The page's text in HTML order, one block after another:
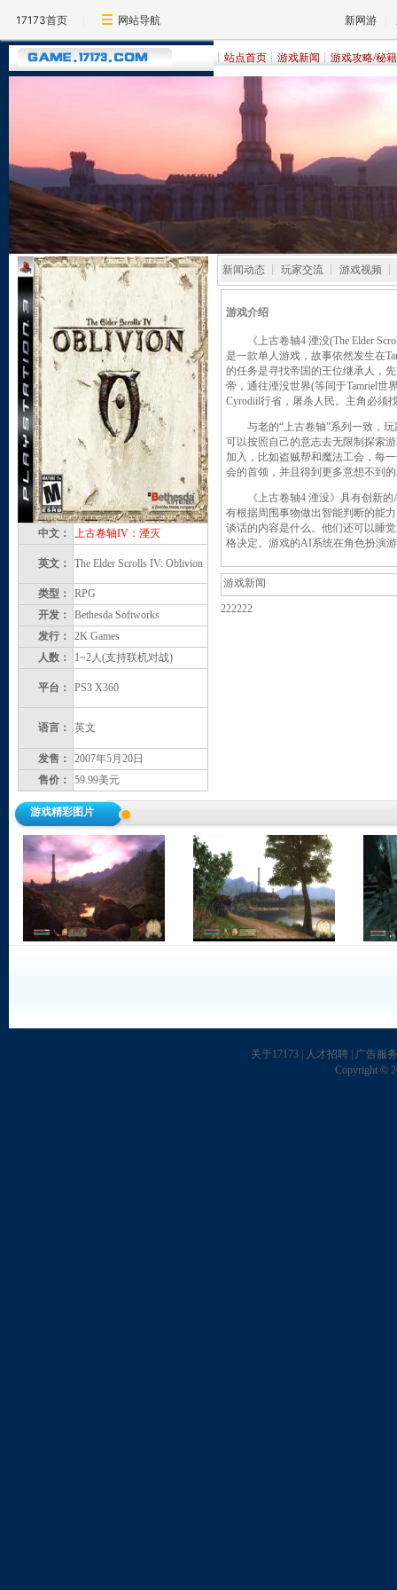
17173首页 网站导航 新网游
┊ 站点首页 ┊ 游戏新闻 ┊ 游戏攻略/秘
中文： 上古卷轴IV：湮灭
英文： The Elder Scrolls IV: Oblivion
类型：
RPG
开发：
Bethesda Softworks
发行：
2K Games
人数：
1~2人(支持联机对战)
平台： PS3 X360
语言： 英文
发售：
2007年5月20日
售价：
59.99美元
新闻动态 ┊ 玩家交流 ┊ 游戏视频 ┊
游戏介绍
《上古卷轴4 湮没(The Elder
是一款单人游戏，故事依然发生在
的任务是寻找帝国的王位继承人，
帝，通往湮没世界(等同于Tamriel世
Cyrodiil行省，屠杀人民。主角必须
与老的“上古卷轴”系列一致，玩
可以按照自己的意志去无限制探索
加入，比如盗贼帮和魔法工会，每
会的首领，并且得到更多意想不到
《上古卷轴4 湮没》具有创新的
有根据周围事物做出智能判断的能
谈话的内容是什么。他们还可以睡
格决定。游戏的AI系统在角色扮演
游戏新闻
222222
游戏精彩图片
关于17173 人才招聘
广告服务
Copyright ©